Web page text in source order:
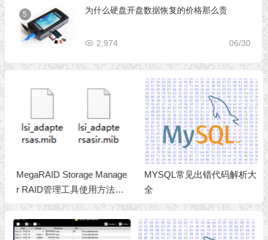
5 为什么硬盘开盘数据恢复的价格那么贵
06/30
2,974
MegaRAID Storage Manage
r RAID管理工具使用方法完
整版
MYSQL常见出错代码解析大
全